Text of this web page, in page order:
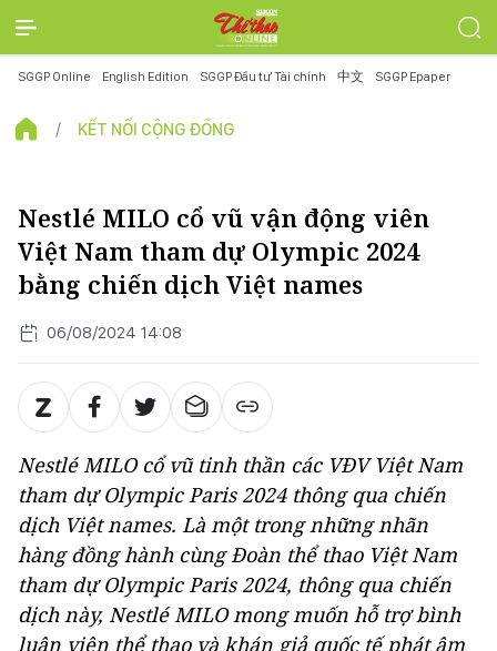
SGGP Online English Edition SGGP Đầu tư Tài chính 中文 SGGP Epaper
KẾT NỐI CỘNG ĐỒNG
Nestlé MILO cổ vũ vận động viên
Việt Nam tham dự Olympic 2024
bằng chiến dịch Việt names
06/08/2024 14:08
Nestlé MILO cổ vũ tinh thần các VĐV Việt Nam
tham dự Olympic Paris 2024 thông qua chiến
dịch Việt names. Là một trong những nhãn
hàng đồng hành cùng Đoàn thể thao Việt Nam
tham dự Olympic Paris 2024, thông qua chiến
dịch này, Nestlé MILO mong muốn hỗ trợ bình
luận viên thể thao và khán giả quốc tế phát âm